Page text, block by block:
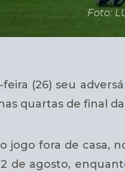
Foto:
(26) seu
quartas de final
fora de casa,
2 de agosto,